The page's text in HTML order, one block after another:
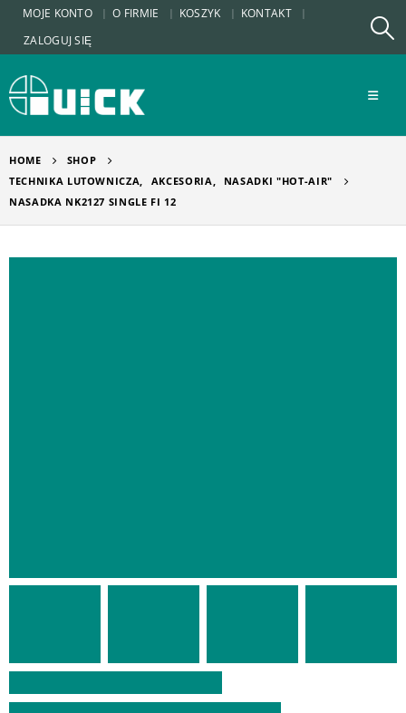
MOJE KONTO O FIRMIE KOSZYK
KONTAKT
ZALOGUJ SIĘ
HOME
SHOP
TECHNIKA LUTOWNICZA, AKCESORIA,
NASADKI "HOT-AIR"
NASADKA NK2127 SINGLE FI 12